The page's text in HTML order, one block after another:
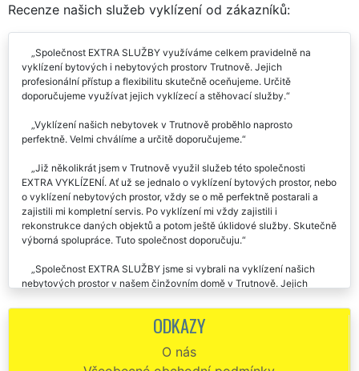
Recenze našich služeb vyklízení od zákazníků:
Společnost EXTRA SLUŽBY využíváme celkem pravidelně na
vyklízení bytových i nebytových prostorv Trutnově. Jejich
profesionální přístup a flexibilitu skutečně oceňujeme. Určitě
doporučujeme využívat jejich vyklízecí a stěhovací služby.
Vyklízení našich nebytovek v Trutnově proběhlo naprosto
perfektně. Velmi chválíme a určitě doporučujeme.
Již několikrát jsem v Trutnově využil služeb této společnosti
EXTRA VYKLÍZENÍ. Ať už se jednalo o vyklízení bytových prostor, nebo
o vyklízení nebytových prostor, vždy se o mě perfektně postarali a
zajistili mi kompletní servis. Po vyklízení mi vždy zajistili i
rekonstrukce daných objektů a potom ještě úklidové služby. Skutečně
výborná spolupráce. Tuto společnost doporučuju.
Společnost EXTRA SLUŽBY jsme si vybrali na vyklízení našich
nebytových prostor v našem činžovním domě v Trutnově. Jejich
Rozhodně doporučujeme využívat služeb této společnosti.
včera pomáhali vyklidit nebytové prostory v Trutnově, které jsem
ODKAZY
O nás